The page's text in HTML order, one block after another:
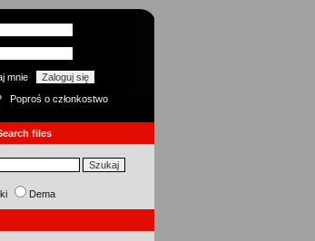
mnie
Poproś o członkostwo
files
Dema